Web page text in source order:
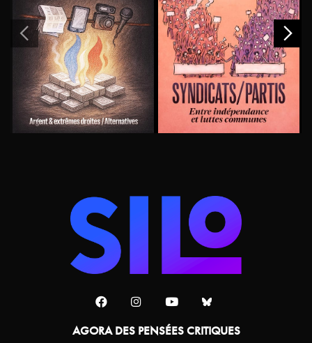
AGORA DES PENSÉES CRITIQUES